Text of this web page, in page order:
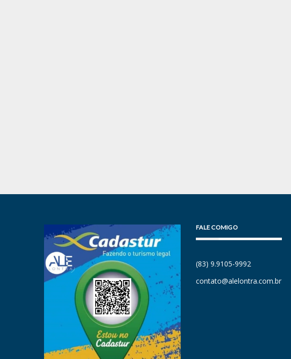
FALE COMIGO
(83) 9.9105-9992
contato@alelontra.com.br